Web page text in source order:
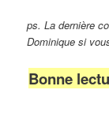
ps. La dernière
Dominique si
Bonne